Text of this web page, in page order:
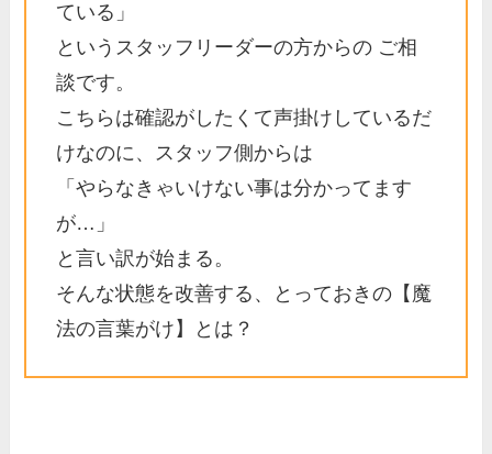
ている」
というスタッフリーダーの方からの ご相
談です。
こちらは確認がしたくて声掛けしているだ
けなのに、スタッフ側からは
「やらなきゃいけない事は分かってます
が…」
と言い訳が始まる。
そんな状態を改善する、とっておきの【魔
法の言葉がけ】とは？